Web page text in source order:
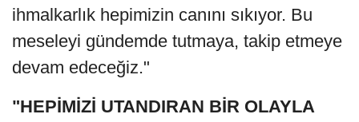
ihmalkarlık hepimizin canını sıkıyor. Bu
meseleyi gündemde tutmaya, takip etmeye
devam edeceğiz."
"HEPİMİZİ UTANDIRAN BİR OLAYLA